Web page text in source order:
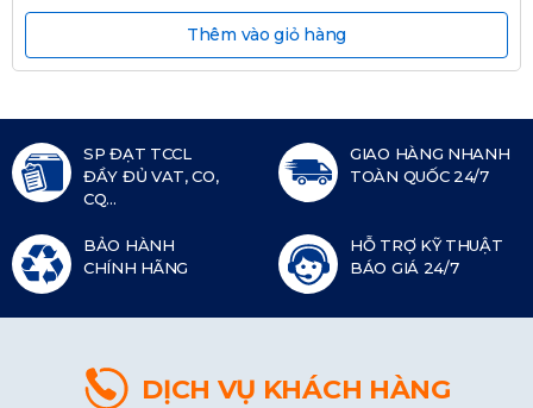
Thêm vào giỏ hàng
SP ĐẠT TCCL
ĐẦY ĐỦ VAT, CO,
CQ...
GIAO HÀNG NHANH
TOÀN QUỐC 24/7
BẢO HÀNH
CHÍNH HÃNG
HỖ TRỢ KỸ THUẬT
BÁO GIÁ 24/7
DỊCH VỤ KHÁCH HÀNG